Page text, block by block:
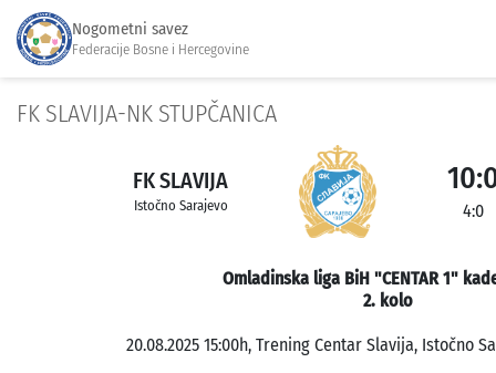
Nogometni savez
Federacije Bosne i Hercegovine
FK SLAVIJA-NK STUPČANICA
FK SLAVIJA
Istočno Sarajevo 4:0
Omladinska liga BiH "CENTAR 1"
2. kolo
20.08.2025 15:00h, Trening Centar Slavija, Istočno